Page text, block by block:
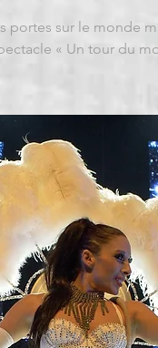
portes sur le monde
« Un tour du